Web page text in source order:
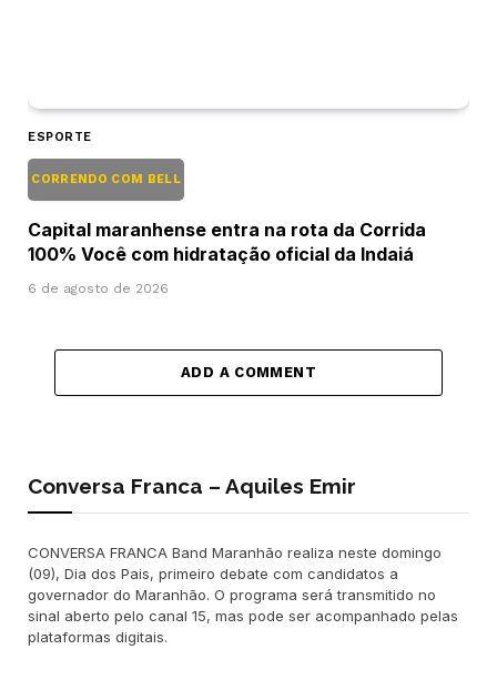
ESPORTE
CORRENDO COM BELL
Capital maranhense entra na rota da Corrida
100% Você com hidratação oficial da Indaiá
6 de agosto de 2026
ADD A COMMENT
Conversa Franca – Aquiles Emir
CONVERSA FRANCA Band Maranhão realiza neste domingo
(09), Dia dos Pais, primeiro debate com candidatos a
governador do Maranhão. O programa será transmitido no
sinal aberto pelo canal 15, mas pode ser acompanhado pelas
plataformas digitais.